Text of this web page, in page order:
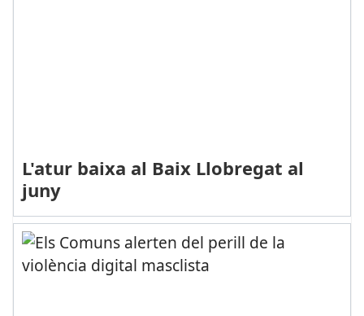
L'atur baixa al Baix Llobregat al
juny